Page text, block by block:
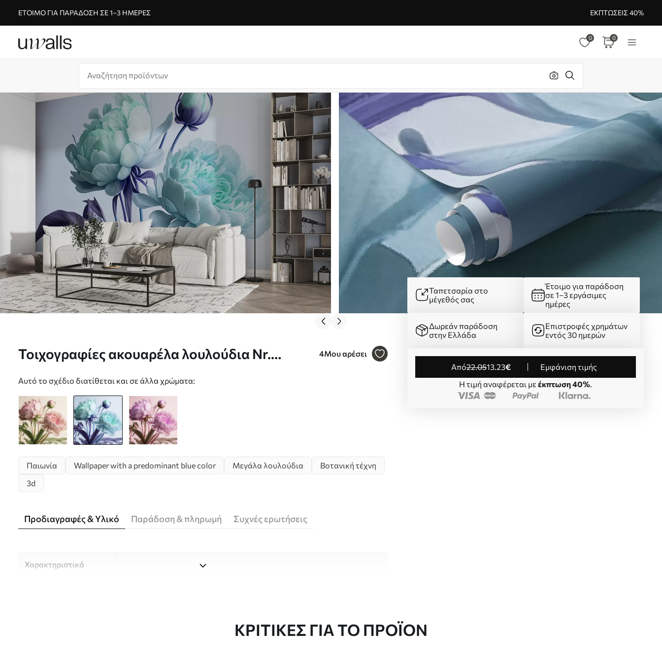
ΈΤΟΙΜΟ ΓΙΑ ΠΑΡΆΔΟΣΗ ΣΕ 1–3 ΗΜΈΡΕΣ ΕΚΠΤΏΣΕΙΣ 40%
0 0
Τοιχογραφίες ακουαρέλα λουλούδια Nr.
4Μου αρέσει
Αυτό το σχέδιο διατίθεται και σε άλλα χρώματα:
Ταπετσαρία στο
μέγεθός σας
Έτοιμο για παράδοση
σε 1–3 εργάσιμες
ημέρες
Δωρεάν παράδοση
στην Ελλάδα
Επιστροφές χρημάτων
εντός 30 ημερών
από22.0513.23€
Εμφάνιση τιμής
Η τιμή αναφέρεται με έκπτωση 40%.
Παιωνία Wallpaper with a predominant blue color Μεγάλα λουλούδια
Βοτανική τέχνη
3d
Προδιαγραφές & Υλικό Παράδοση & πληρωμή Συχνές ερωτήσεις
Χαρακτηριστικά
ΚΡΙΤΙΚΈΣ ΓΙΑ ΤΟ ΠΡΟΪΌΝ